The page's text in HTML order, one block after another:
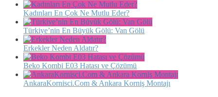
Kadınları En Çok Ne Mutlu Eder?
Türkiye’nin En Büyük Gölü: Van Gölü
Erkekler Neden Aldatır?
Beko Kombi E03 Hatası ve Çözümü
AnkaraKornisci.Com & Ankara Korniş Montajı